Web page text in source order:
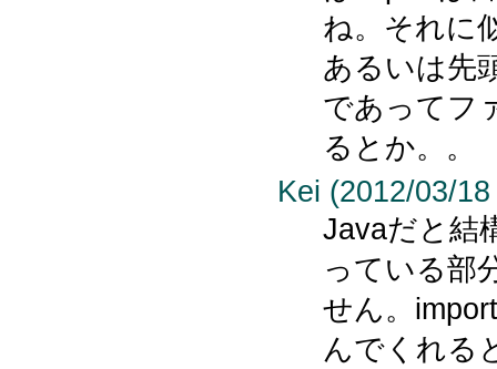
ね。それに
あるいは先
であってフ
るとか。。
Kei (2012/03/
Javaだと結
っている部
せん。
んでくれる